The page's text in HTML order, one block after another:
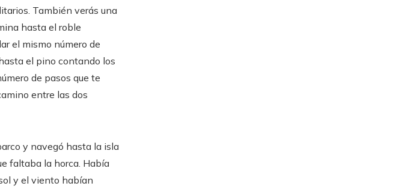
También verás una
hasta el roble
el mismo número de
el pino contando los
de pasos que te
entre las dos
y navegó hasta la isla
faltaba la horca. Había
y el viento habían